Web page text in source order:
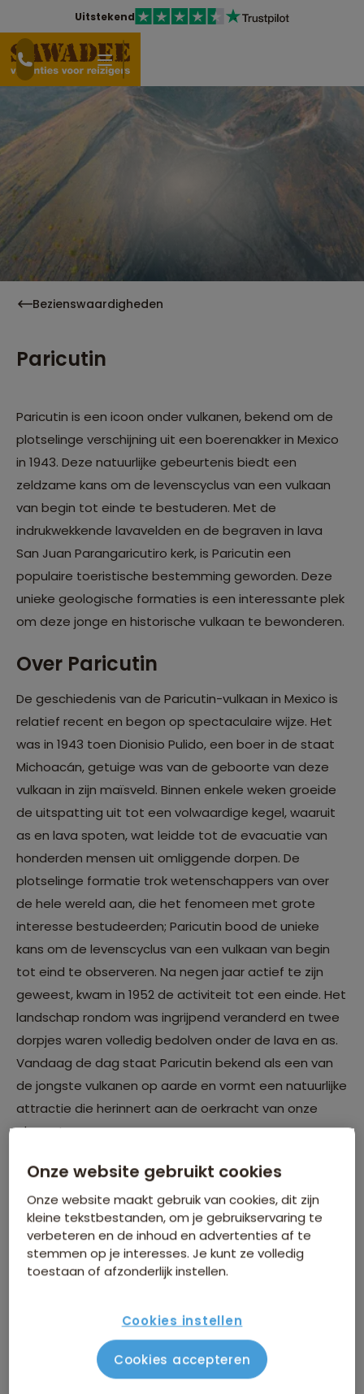
Uitstekend
Bezienswaardigheden
Paricutin
Paricutin is een icoon onder vulkanen, bekend om de
plotselinge verschijning uit een boerenakker in Mexico
in 1943. Deze natuurlijke gebeurtenis biedt een
zeldzame kans om de levenscyclus van een vulkaan
van begin tot einde te bestuderen. Met de
indrukwekkende lavavelden en de begraven in lava
San Juan Parangaricutiro kerk, is Paricutin een
populaire toeristische bestemming geworden. Deze
unieke geologische formaties is een interessante plek
om deze jonge en historische vulkaan te bewonderen.
Over Paricutin
De geschiedenis van de Paricutin-vulkaan in Mexico is
relatief recent en begon op spectaculaire wijze. Het
was in 1943 toen Dionisio Pulido, een boer in de staat
Michoacán, getuige was van de geboorte van deze
vulkaan in zijn maïsveld. Binnen enkele weken groeide
de uitspatting uit tot een volwaardige kegel, waaruit
as en lava spoten, wat leidde tot de evacuatie van
honderden mensen uit omliggende dorpen. De
plotselinge formatie trok wetenschappers van over
de hele wereld aan, die het fenomeen met grote
interesse bestudeerden; Paricutin bood de unieke
kans om de levenscyclus van een vulkaan van begin
tot eind te observeren. Na negen jaar actief te zijn
geweest, kwam in 1952 de activiteit tot een einde. Het
landschap rondom was ingrijpend veranderd en twee
dorpjes waren volledig bedolven onder de lava en as.
Vandaag de dag staat Paricutin bekend als een van
de jongste vulkanen op aarde en vormt een natuurlijke
attractie die herinnert aan de oerkracht van onze
planeet.
Onze website gebruikt cookies
Onze website maakt gebruik van cookies, dit zijn
kleine tekstbestanden, om je gebruikservaring te
verbeteren en de inhoud en advertenties af te
stemmen op je interesses. Je kunt ze volledig
toestaan of afzonderlijk instellen.
Cookies instellen
Cookies accepteren